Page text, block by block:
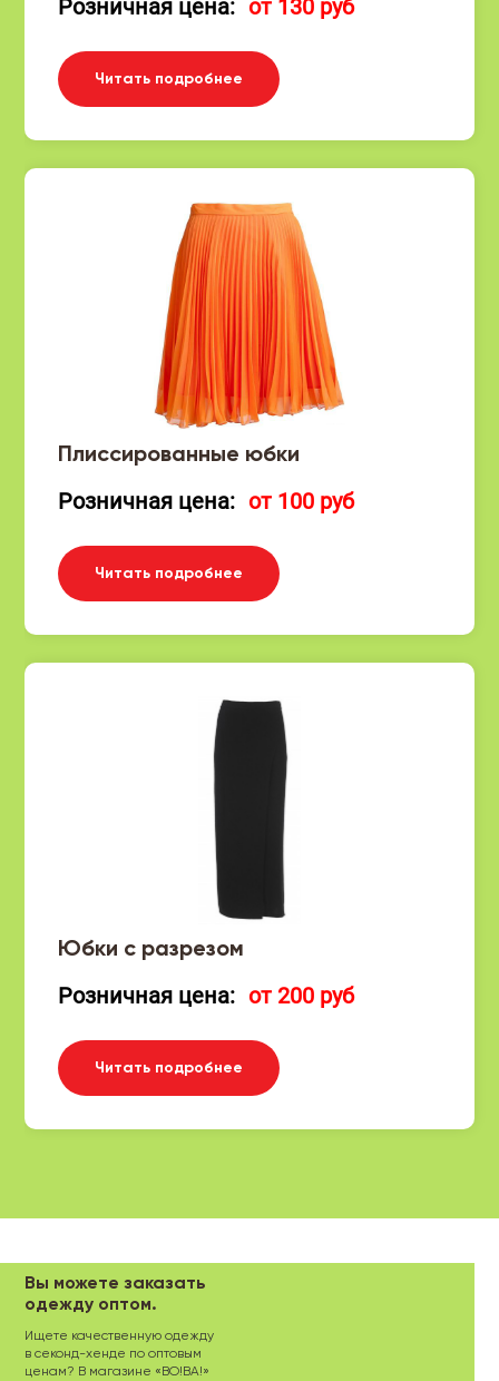
Розничная цена: от 130 руб
Читать подробнее
Плиссированные юбки
Розничная цена: от 100 руб
Читать подробнее
Юбки с разрезом
Розничная цена: от 200 руб
Читать подробнее
Вы можете заказать
одежду оптом.
Ищете качественную одежду
в секонд-хенде по оптовым
ценам? В магазине «ВО!ВА!»